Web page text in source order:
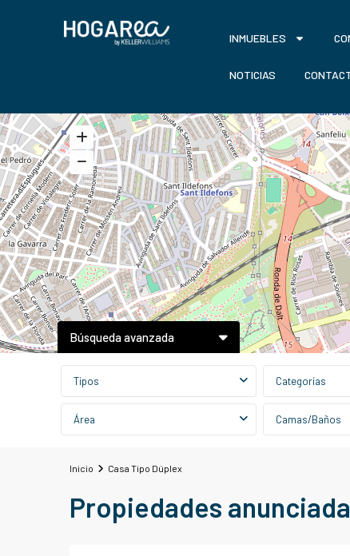
INMUEBLES
NOTICIAS
Búsqueda avanzada
Tipos Categorías
Área Camas/Baños
Inicio Casa Tipo Dúplex
Propiedades